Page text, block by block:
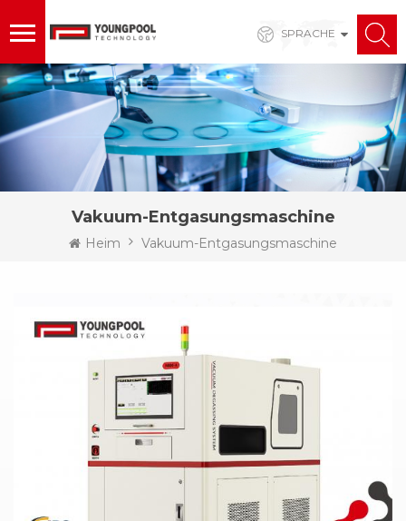
SPRACHE
Vakuum-Entgasungsmaschine
Heim Vakuum-Entgasungsmaschine